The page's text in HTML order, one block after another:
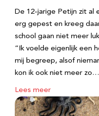
De 12-jarige Petijn zit al
erg gepest en kreeg
school gaan niet meer
“Ik voelde eigenlijk een
mij begreep, alsof
kon ik ook niet meer zo…
Lees meer